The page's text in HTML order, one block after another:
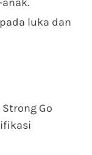
luka dan
Go